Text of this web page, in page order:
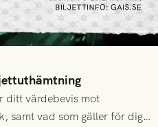
ditt värdebevis mot
samt vad som gäller för dig